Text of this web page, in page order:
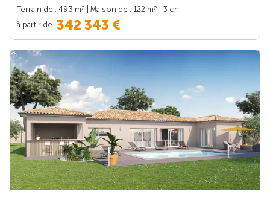
Terrain de : 493 m2 | Maison de : 122 m2
| 3 ch.
à partir de 342 343 €